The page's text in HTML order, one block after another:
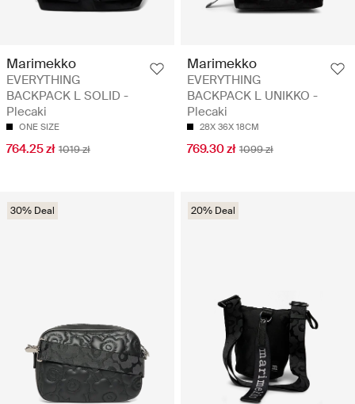
Marimekko
EVERYTHING
BACKPACK L SOLID -
Plecaki
ONE SIZE
764.25 zł 1019 zł
Marimekko
EVERYTHING
BACKPACK L UNIKKO -
Plecaki
28X 36X 18CM
769.30 zł 1099 zł
30% Deal 20% Deal